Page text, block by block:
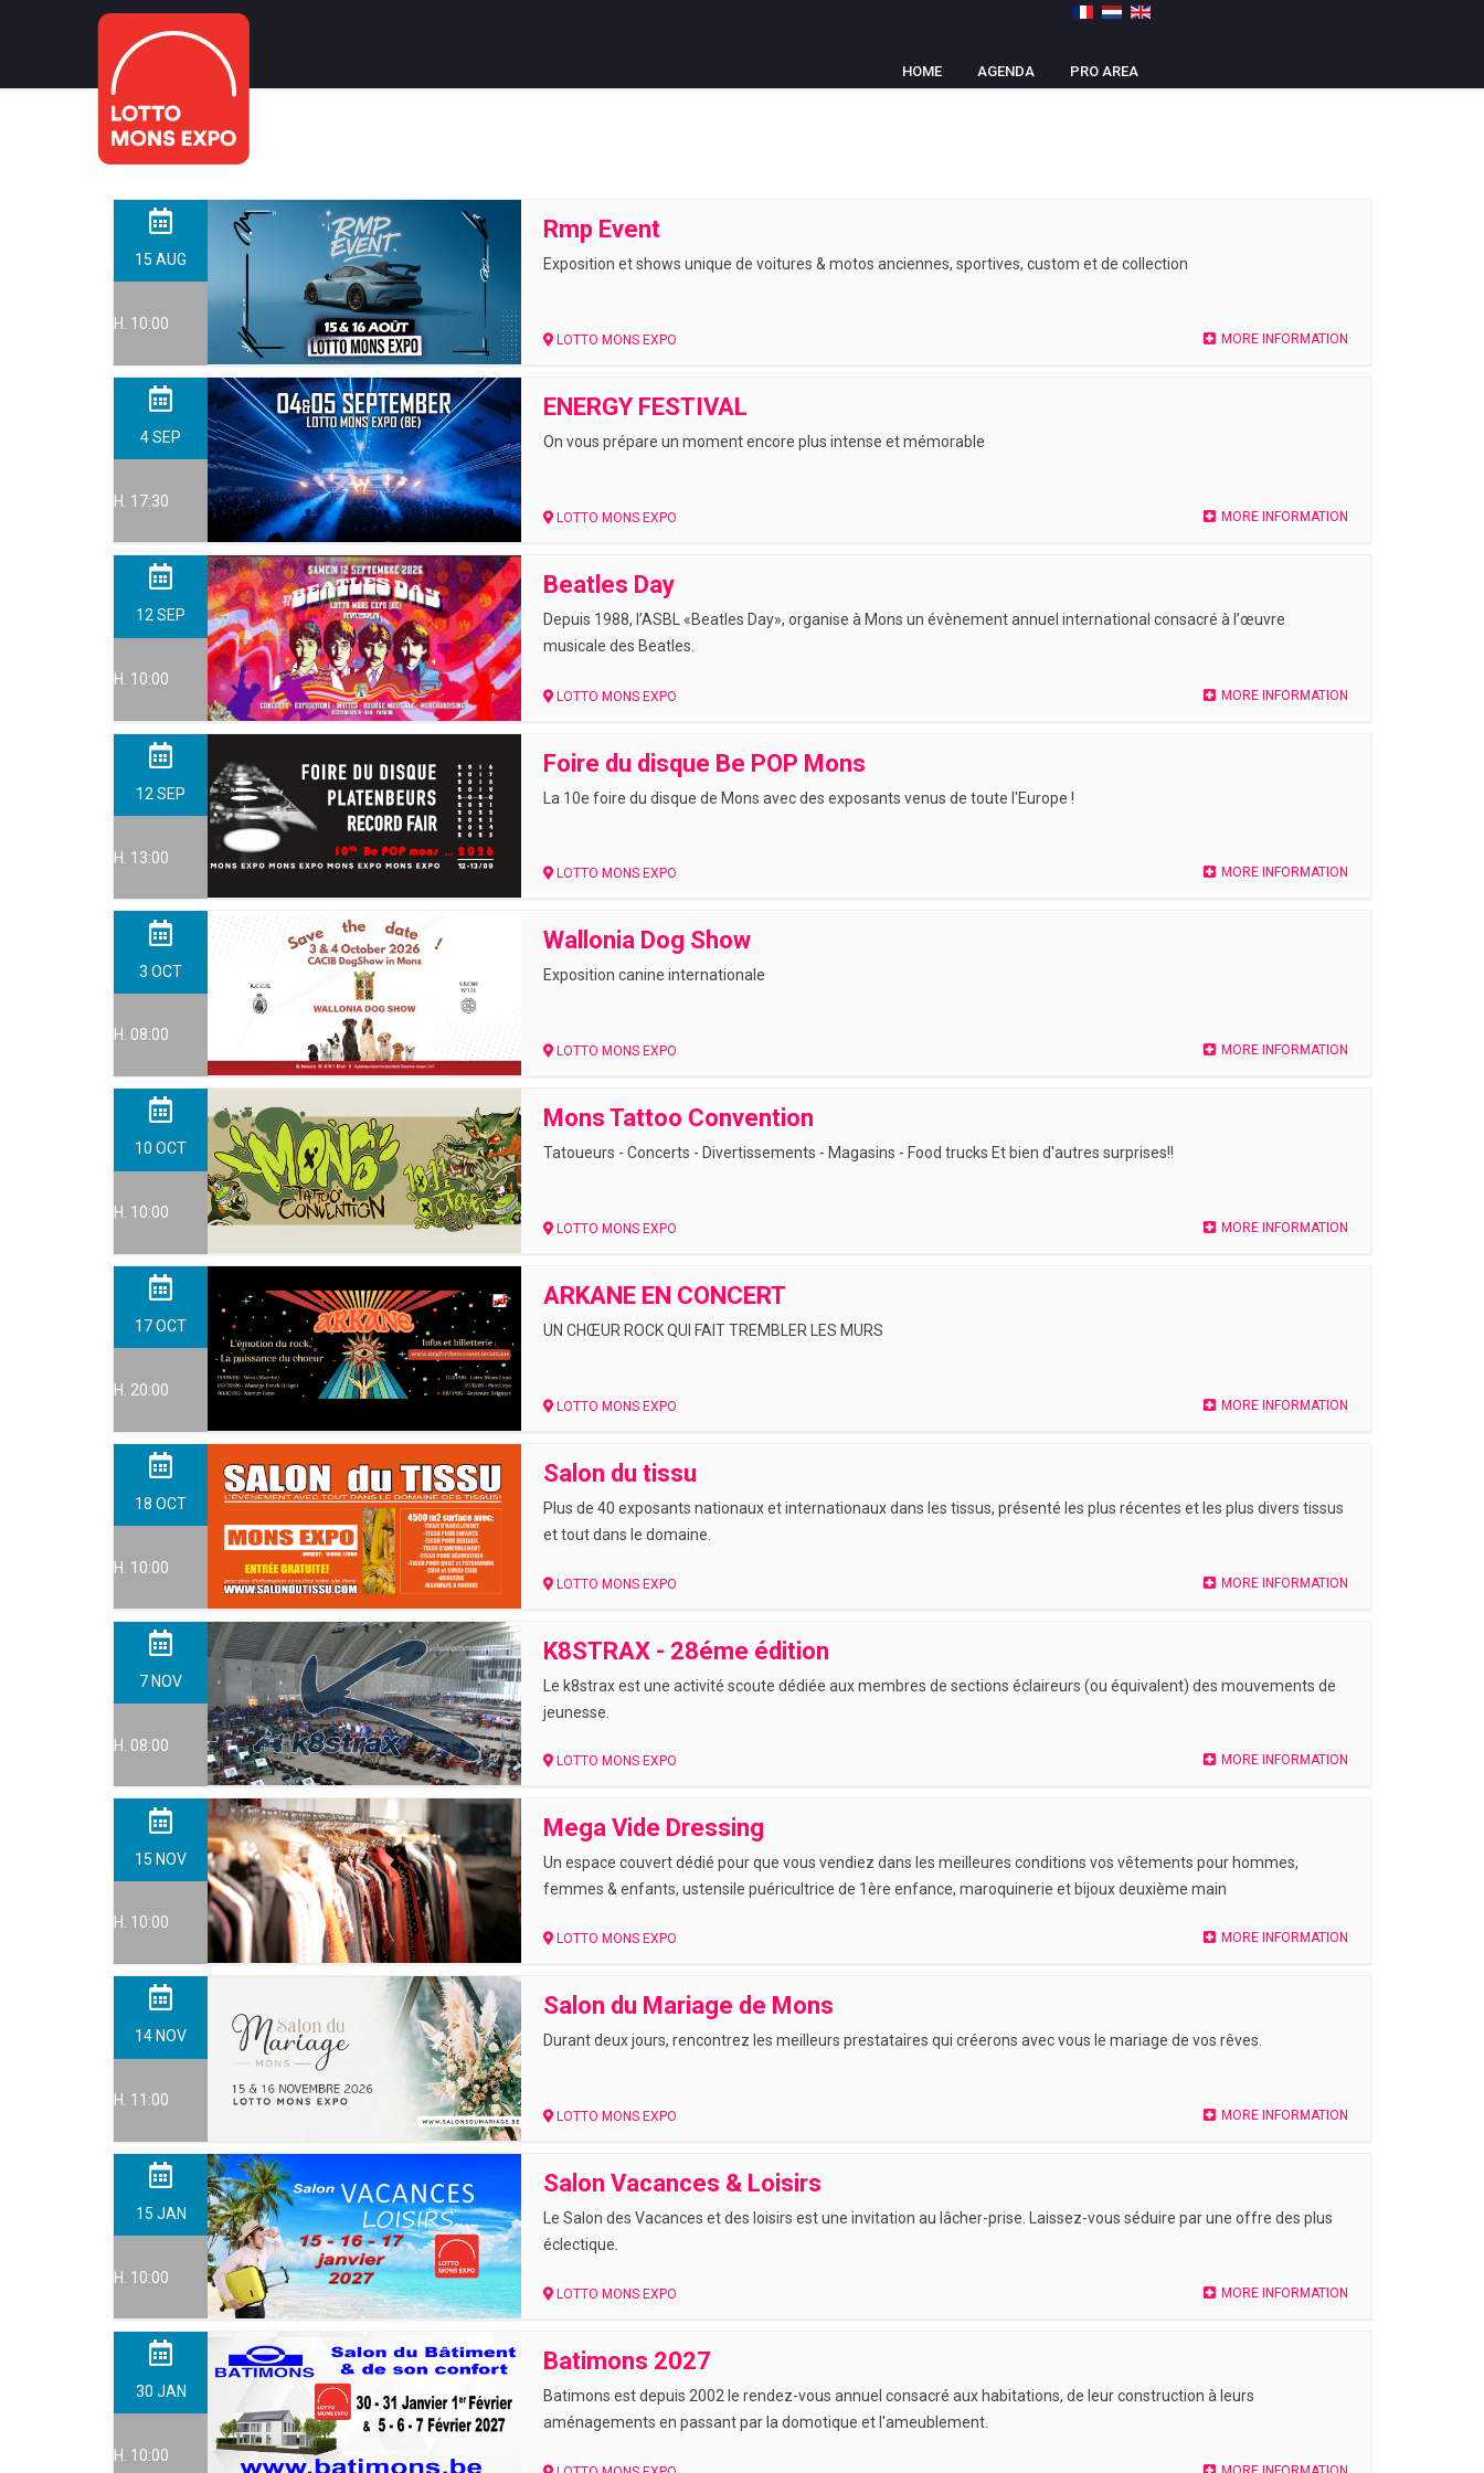
HOME AGENDA PRO AREA
15 AUG
H. 10:00
Rmp Event
Exposition et shows unique de voitures & motos anciennes, sportives, custom et de collection
LOTTO MONS EXPO MORE INFORMATION
4SEP
H. 17:30
ENERGY FESTIVAL
On vous prépare un moment encore plus intense et mémorable
LOTTO MONS EXPO MORE INFORMATION
12 SEP
H. 10:00
Beatles Day
Depuis 1988, l’ASBL «Beatles Day», organise à Mons un évènement annuel international consacré à l’œuvre
musicale des Beatles.
LOTTO MONS EXPO MORE INFORMATION
12 SEP
H. 13:00
Foire du disque Be POP Mons
La 10e foire du disque de Mons avec des exposants venus de toute l'Europe !
LOTTO MONS EXPO MORE INFORMATION
3 OCT
H. 08:00
Wallonia Dog Show
Exposition canine internationale
LOTTO MONS EXPO MORE INFORMATION
10 OCT
H. 10:00
Mons Tattoo Convention
Tatoueurs - Concerts - Divertissements - Magasins - Food trucks Et bien d'autres surprises!!
LOTTO MONS EXPO MORE INFORMATION
17OCT
H. 20:00
ARKANE EN CONCERT
UN CHŒUR ROCK QUI FAIT TREMBLER LES MURS
LOTTO MONS EXPO MORE INFORMATION
18 OCT
H. 10:00
Salon du tissu
Plus de 40 exposants nationaux et internationaux dans les tissus, présenté les plus récentes et les plus divers tissus
et tout dans le domaine.
LOTTO MONS EXPO MORE INFORMATION
7 NOV
H. 08:00
K8STRAX - 28éme édition
Le k8strax est une activité scoute dédiée aux membres de sections éclaireurs (ou équivalent) des mouvements de
jeunesse.
LOTTO MONS EXPO MORE INFORMATION
15 NOV
H. 10:00
Mega Vide Dressing
Un espace couvert dédié pour que vous vendiez dans les meilleures conditions vos vêtements pour hommes,
femmes & enfants, ustensile puéricultrice de 1ère enfance, maroquinerie et bijoux deuxième main
LOTTO MONS EXPO MORE INFORMATION
14 NOV
H. 11:00
Salon du Mariage de Mons
Durant deux jours, rencontrez les meilleurs prestataires qui créerons avec vous le mariage de vos rêves.
LOTTO MONS EXPO MORE INFORMATION
15 JAN
H. 10:00
Salon Vacances & Loisirs
Le Salon des Vacances et des loisirs est une invitation au lâcher-prise. Laissez-vous séduire par une offre des plus
éclectique.
LOTTO MONS EXPO MORE INFORMATION
30 JAN
H. 10:00
Batimons 2027
Batimons est depuis 2002 le rendez-vous annuel consacré aux habitations, de leur construction à leurs
aménagements en passant par la domotique et l'ameublement.